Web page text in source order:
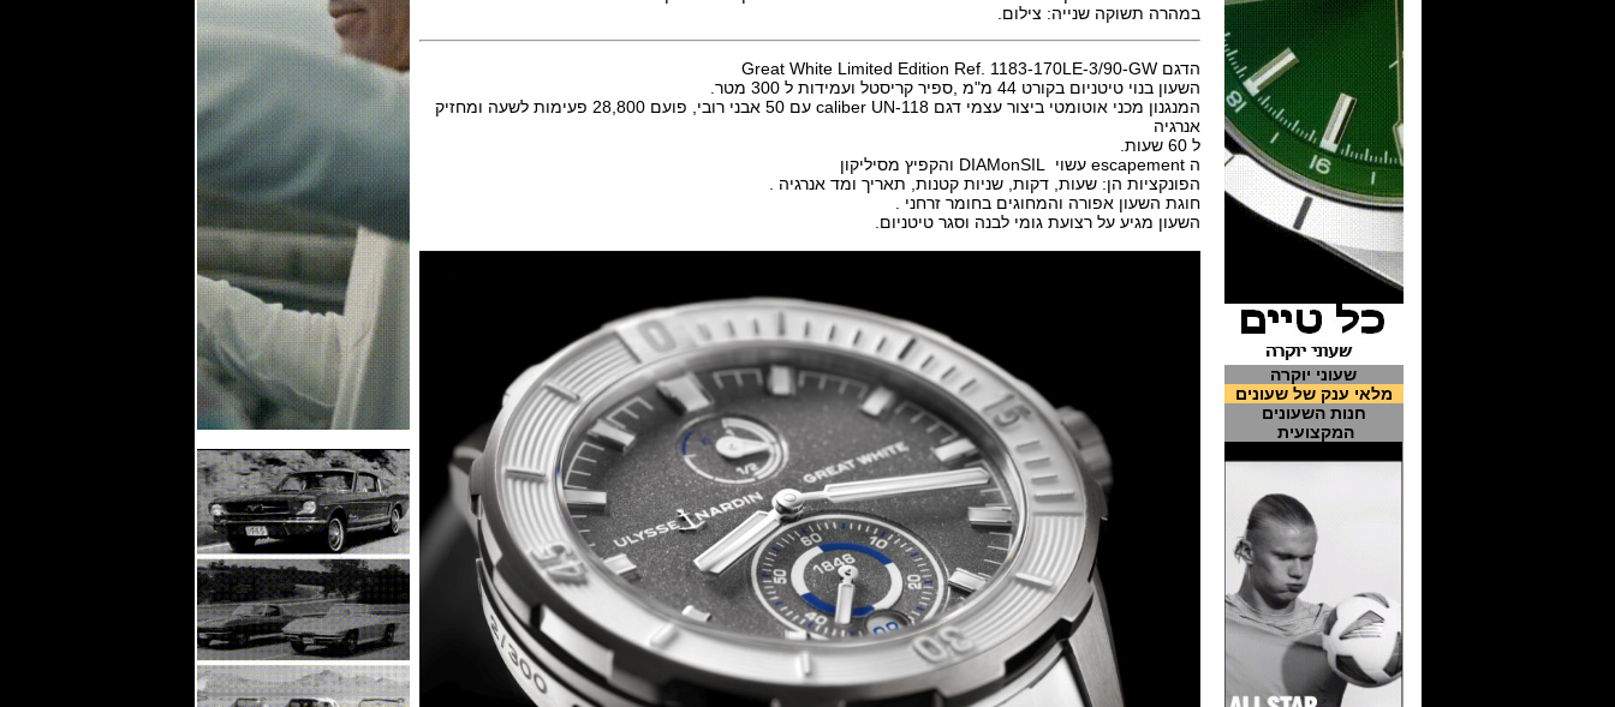
שעוני יוקרה
מלאי ענק של שעונים
חנות השעונים
המקצועית
במהרה תשוקה שנייה: צילום.
הדגם Great White Limited Edition Ref. 1183-170LE-3/90-GW
השעון בנוי טיטניום בקורט 44 מ"מ ,ספיר קריסטל ועמידות ל 300 מטר.
המנגנון מכני אוטומטי ביצור עצמי דגם caliber UN-118 עם 50 אבני רובי, פועם 28,800 פעימות לשעה ומחזיק
אנרגיה
ל 60 שעות.
ה escapement עשוי DIAMonSIL והקפיץ מסיליקון
הפונקציות הן: שעות, דקות, שניות קטנות, תאריך ומד אנרגיה .
חוגת השעון אפורה והמחוגים בחומר זרחני .
השעון מגיע על רצועת גומי לבנה וסגר טיטניום.